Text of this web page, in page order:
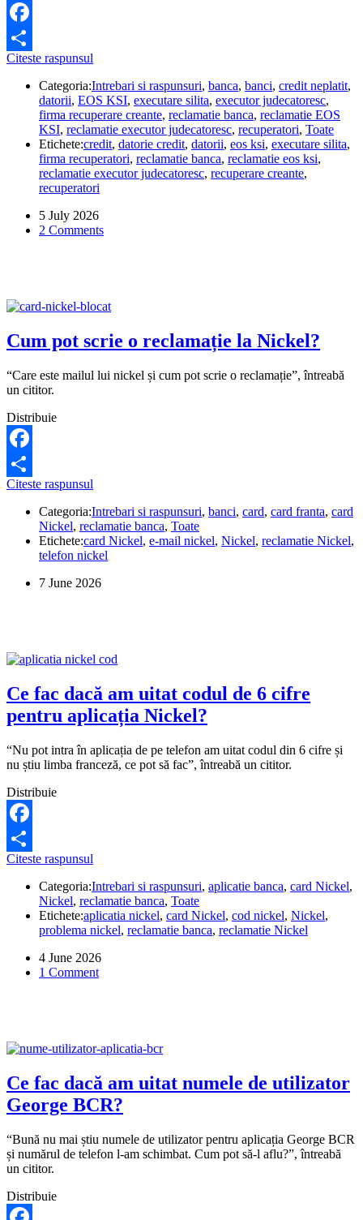
Facebook
Share
Citeste raspunsul
face
pentru
a
nu
plăti
mai
mult
decât
la
firma
Categoria:Intrebari si raspunsuri, banca, banci, credit neplatit,
datorii, EOS KSI, executare silita, executor judecatoresc,
firma recuperare creante, reclamatie banca, reclamatie EOS
KSI, reclamatie executor judecatoresc, recuperatori, Toate
Etichete:credit, datorie credit, datorii, eos ksi, executare silita,
firma recuperatori, reclamatie banca, reclamatie eos ksi,
reclamatie executor judecatoresc, recuperare creante,
recuperatori
5 July 2026
2 Comments
Cum pot scrie o reclamație la Nickel?
“Care este mailul lui nickel și cum pot scrie o reclamație”, întreabă
un cititor.
Distribuie
Facebook
Share
Citeste raspunsul
scrie
o
reclamație
la
Categoria:Intrebari si raspunsuri, banci, card, card franta, card
Nickel, reclamatie banca, Toate
Etichete:card Nickel, e-mail nickel, Nickel, reclamatie Nickel,
telefon nickel
7 June 2026
Ce fac dacă am uitat codul de 6 cifre
pentru aplicația Nickel?
“Nu pot intra în aplicația de pe telefon am uitat codul din 6 cifre și
nu știu limba franceză, ce pot să fac”, întreabă un cititor.
Distribuie
Facebook
Share
Citeste raspunsul
dacă
am
uitat
codul
6
cifre
Categoria:Intrebari si raspunsuri, aplicatie banca, card Nickel,
Nickel, reclamatie banca, Toate
Etichete:aplicatia nickel, card Nickel, cod nickel, Nickel,
problema nickel, reclamatie banca, reclamatie Nickel
4 June 2026
1 Comment
Ce fac dacă am uitat numele de utilizator
George BCR?
“Bună nu mai știu numele de utilizator pentru aplicația George BCR
și numărul de telefon l-am schimbat. Cum pot să-l aflu?”, întreabă
un cititor.
Distribuie